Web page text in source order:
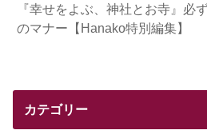
『幸せをよぶ、神社とお寺』必
のマナー【Hanako特別編集】
カテゴリー